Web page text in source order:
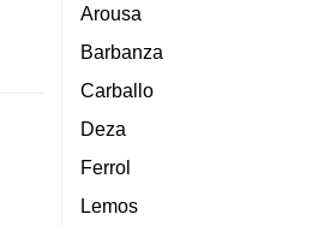
Arousa
Barbanza
Carballo
Deza
Ferrol
Lemos